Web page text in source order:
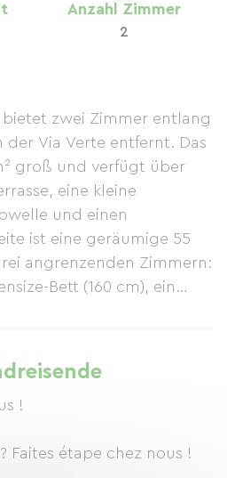
Anzahl Zimmer
2
bietet zwei Zimmer entlang
der Via Verte entfernt. Das
groß und verfügt über
eine kleine
und einen
ist eine geräumige 55
angrenzenden Zimmern:
Bett (160 cm), ein
im Garten abgestellt
!
Faites étape chez nous !